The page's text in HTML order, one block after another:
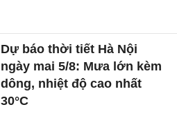
Dự báo thời tiết Hà Nội
ngày mai 5/8: Mưa lớn kèm
dông, nhiệt độ cao nhất
30°C